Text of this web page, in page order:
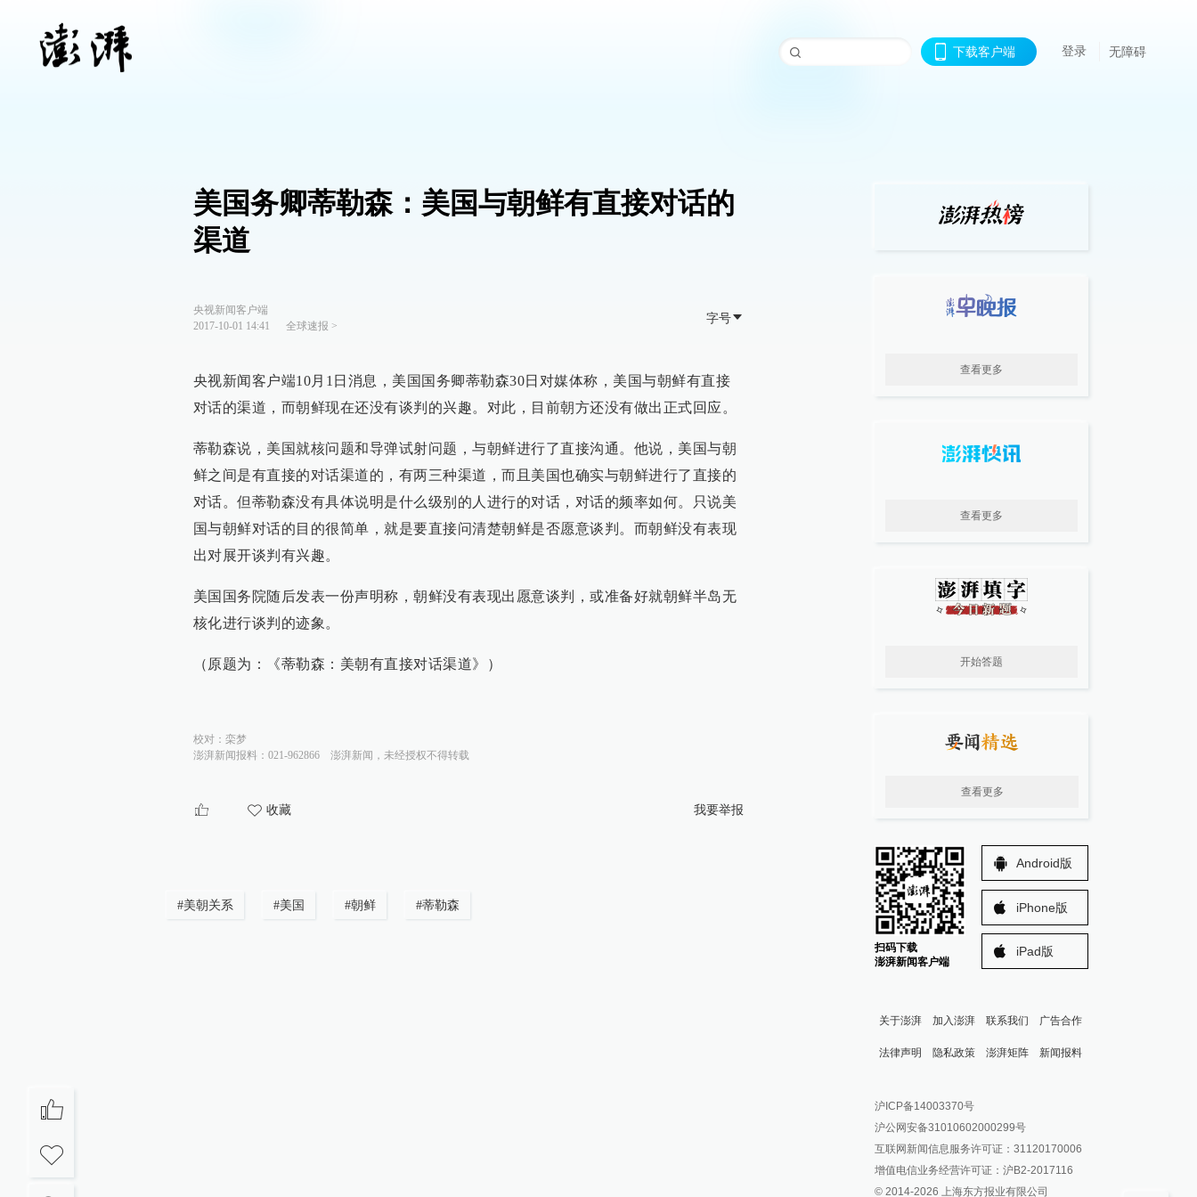
下载客户端 登录 无障碍
美国务卿蒂勒森：美国与朝鲜有直接对话的
渠道
央视新闻客户端
2017-10-01 14:41
全球速报 >
字号
央视新闻客户端10月1日消息，美国国务卿蒂勒森30日对媒体称，美国与朝鲜有直接
对话的渠道，而朝鲜现在还没有谈判的兴趣。对此，目前朝方还没有做出正式回应。
蒂勒森说，美国就核问题和导弹试射问题，与朝鲜进行了直接沟通。他说，美国与朝
鲜之间是有直接的对话渠道的，有两三种渠道，而且美国也确实与朝鲜进行了直接的
对话。但蒂勒森没有具体说明是什么级别的人进行的对话，对话的频率如何。只说美
国与朝鲜对话的目的很简单，就是要直接问清楚朝鲜是否愿意谈判。而朝鲜没有表现
出对展开谈判有兴趣。
美国国务院随后发表一份声明称，朝鲜没有表现出愿意谈判，或准备好就朝鲜半岛无
核化进行谈判的迹象。
（原题为：《蒂勒森：美朝有直接对话渠道》）
校对： 栾梦
澎湃新闻报料：021-962866
澎湃新闻，未经授权不得转载
收藏 我要举报
#美朝关系 #美国 #朝鲜 #蒂勒森
查看更多
查看更多
开始答题
查看更多
扫码下载
澎湃新闻客户端
Android版
iPhone版
iPad版
关于澎湃 加入澎湃 联系我们 广告合作
法律声明 隐私政策 澎湃矩阵
澎湃新闻公众号
澎湃新闻抖音号
派生万物开放平台
IP SHANGHAI
新闻报料
报料邮箱: news@thepaper.cn
沪ICP备14003370号
沪公网安备31010602000299号
互联网新闻信息服务许可证：31120170006
增值电信业务经营许可证：沪B2-2017116
© 2014-2026 上海东方报业有限公司